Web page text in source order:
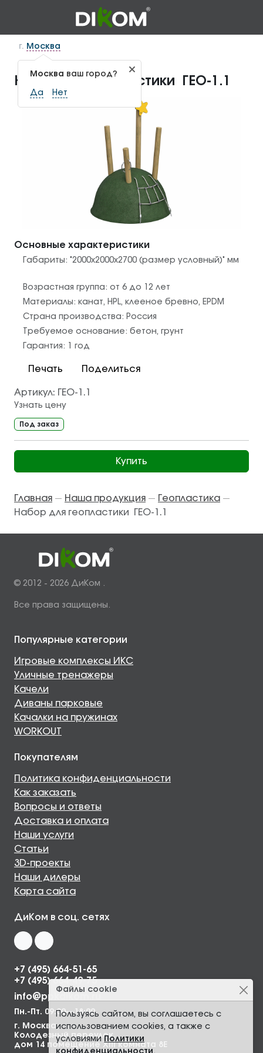
г. Москва
Москва ваш город?
Да Нет
Набор для геопластики ГЕО-1.1
Основные характеристики
Габариты: "2000х2000х2700 (размер условный)" мм
Возрастная группа: от 6 до 12 лет
Материалы: канат, HPL, клееное бревно, EPDM
Страна производства: Россия
Требуемое основание: бетон, грунт
Гарантия:
1 год
Печать Поделиться
Артикул: ГЕО-1.1
Узнать цену
Под заказ
Купить
Главная — Наша продукция — Геопластика —
Набор для геопластики ГЕО-1.1
© 2012 - 2026 ДиКом .
Все права защищены.
Файлы cookie
Пользуясь сайтом, вы соглашаетесь с
использованием cookies, а также с
условиями Политики
конфиденциальности .
Популярные категории
Игровые комплексы ИКС
Уличные тренажеры
Качели
Диваны парковые
Качалки на пружинах
WORKOUT
Покупателям
Политика конфиденциальности
Как заказать
Вопросы и ответы
Доставка и оплата
Наши услуги
Статьи
3D-проекты
Наши дилеры
Карта сайта
ДиКом в соц. сетях
+7 (495) 664-51-65
+7 (495) 664-49-75
info@ppkdikom.ru
Пн.-Пт. 09:00—18:00
г. Москва,
Колодезный переулок,
дом 14 помещение XIII комната 8Е